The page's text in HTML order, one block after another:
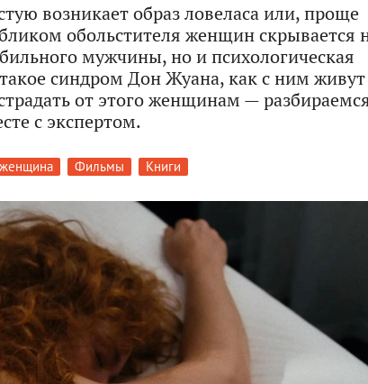
возникает образ ловеласа или, проще
обольстителя женщин скрывается
мужчины, но и психологическая
синдром Дон Жуана, как с ним живут
от этого женщинам —
с экспертом.
Фильмы Книги